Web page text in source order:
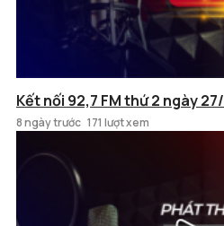
Kết nối 92,7 FM thứ 2 ngày
8 ngày trước 171 lượt xem